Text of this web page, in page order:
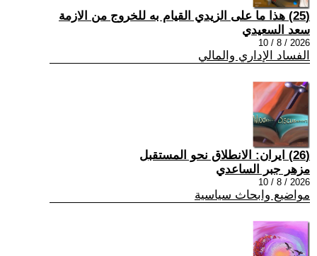
(25) هذا ما على الزيدي القيام به للخروج من الازمة
سعد السعيدي
2026 / 8 / 10
الفساد الإداري والمالي
(26) ايران: الانطلاق نحو المستقبل
مزهر جبر الساعدي
2026 / 8 / 10
مواضيع وابحاث سياسية